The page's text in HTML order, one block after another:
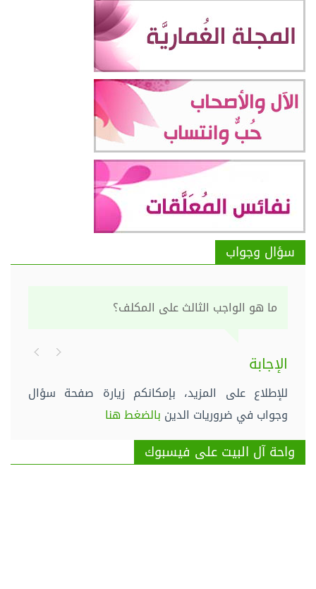
سؤال وجواب
ما هو الواجب الثالث على المكلف؟
الإجابة
للإطلاع على المزيد، بإمكانكم زيارة صفحة سؤال
وجواب في ضروريات الدين بالضغط هنا
واحة آل البيت على فيسبوك